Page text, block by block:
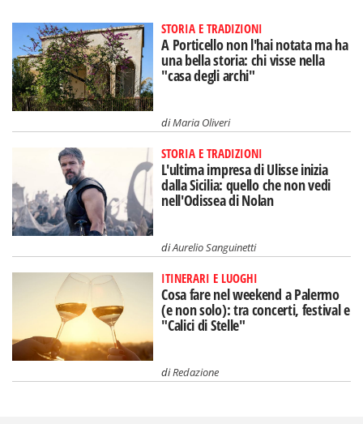
STORIA E TRADIZIONI
A Porticello non l'hai notata ma ha
una bella storia: chi visse nella
"casa degli archi"
diMaria Oliveri
STORIA E TRADIZIONI
L'ultima impresa di Ulisse inizia
dalla Sicilia: quello che non vedi
nell'Odissea di Nolan
diAurelio Sanguinetti
ITINERARI E LUOGHI
Cosa fare nel weekend a Palermo
(e non solo): tra concerti, festival e
"Calici di Stelle"
diRedazione